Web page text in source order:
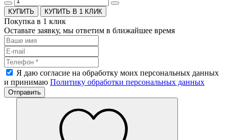
КУПИТЬ В 1 КЛИК
Покупка в 1 клик
Оставьте заявку, мы ответим в ближайшее время
Я даю согласие на обработку моих персональных данных
и принимаю Политику обработки персональных данных
Отправить